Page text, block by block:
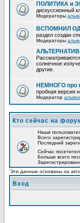
ПОЛИТИКА и
дискуссионный
Модераторы
ВСПОМНИЛ
раздел создан
Модераторы
солнечное
другие.
НЕМНОГО про
пробная версия
Модератор альяно
Кто сейчас на
Наши
Всего
Последний
Сейчас
Больше всего
Эти данные основаны на
Вход